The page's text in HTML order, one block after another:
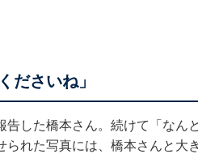
ださいね」
告した橋本さん。続けて「なん
れた写真には、橋本さんと大